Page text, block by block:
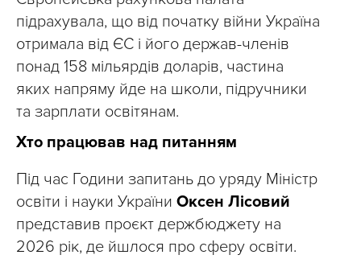
підрахувала, що від початку війни Україна
отримала від ЄС і його держав-членів
понад 158 мільярдів доларів, частина
яких напряму йде на школи, підручники
та зарплати освітянам.
Хто працював над питанням
Під час Години запитань до уряду Міністр
освіти і науки України Оксен Лісовий
представив проєкт держбюджету на
2026 рік, де йшлося про сферу освіти.